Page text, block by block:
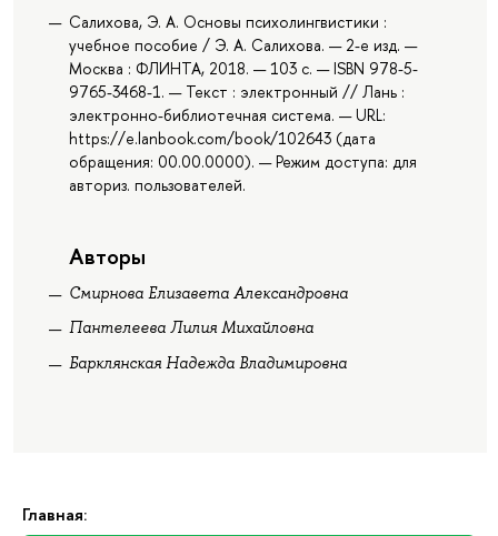
Главная:
Салихова, Э. А. Основы психолингвистики :
учебное пособие / Э. А. Салихова. — 2-е изд. —
Москва : ФЛИНТА, 2018. — 103 с. — ISBN 978-5-
9765-3468-1. — Текст : электронный // Лань :
электронно-библиотечная система. — URL:
https://e.lanbook.com/book/102643 (дата
обращения: 00.00.0000). — Режим доступа: для
авториз. пользователей.
Авторы
Смирнова Елизавета Александровна
Пантелеева Лилия Михайловна
Барклянская Надежда Владимировна